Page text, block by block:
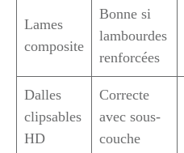
Lames
composite
Bonne si
lambourdes
renforcées
Dalles
clipsables
HD
Correcte
avec sous-
couche